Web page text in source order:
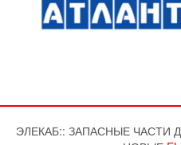
ЭЛЕКАБ:: ЗАПАСНЫЕ ЧАСТИ